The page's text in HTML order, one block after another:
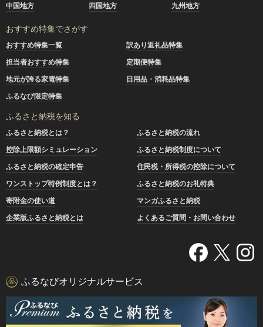
中国地方
四国地方 九州地方
おすすめ特集でさがす
おすすめ特集一覧
訳あり返礼品特集
担当者おすすめ特集
定期便特集
地元が誇る家電特集
日用品・消耗品特集
ふるなび限定特集
ふるさと納税を知る
ふるさと納税とは？
ふるさと納税の流れ
控除上限額シミュレーション
ふるさと納税制度について
ふるさと納税の確定申告
住民税・所得税の控除について
ワンストップ特例制度とは？
ふるさと納税のお礼特典
寄附金の使い道
マンガふるさと納税
企業版ふるさと納税とは
よくあるご質問・お問い合わせ
ふるなびオリジナルサービス